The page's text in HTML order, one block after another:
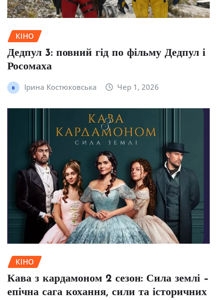
КІНО
Дедпул 3: повний гід по фільму Дедпул і
Росомаха
Ірина Костюковська Чер 1, 2026
КІНО
Кава з кардамоном 2 сезон: Сила землі –
епічна сага кохання, сили та історичних